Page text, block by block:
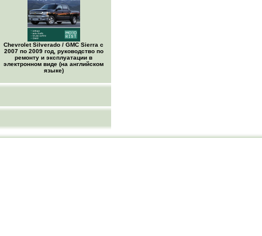
Chevrolet Silverado / GMC Sierra с
2007 по 2009 год, руководство по
ремонту и эксплуатации в
электронном виде (на английском
языке)